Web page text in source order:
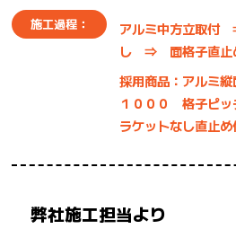
施工過程：
アルミ中方立取
し ⇒ 面格子直
採用商品：アルミ
１０００ 格子ピ
ラケットなし直止
弊社施工担当より